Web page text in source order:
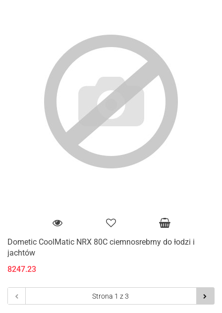
Dometic CoolMatic NRX 80C ciemnosrebrny do łodzi i
jachtów
8247.23